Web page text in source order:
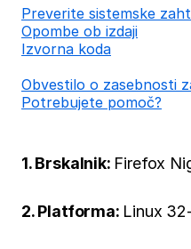
Preverite sistemske
Opombe ob izdaji
Izvorna koda
Obvestilo o zasebnosti
Potrebujete pomoč?
1. Brskalnik: Firefox
2. Platforma: Linux